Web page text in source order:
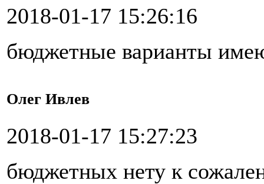
2018-01-17 15:26:16
бюджетные варианты
Олег Ивлев
2018-01-17 15:27:23
бюджетных нету к